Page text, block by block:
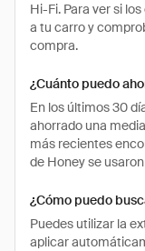
Hi-Fi. Para ver si
a tu carro y
compra.
¿Cuánto puedo
En los últimos 30
ahorrado una
más recientes
de Honey se
¿Cómo puedo
Puedes utilizar la
aplicar